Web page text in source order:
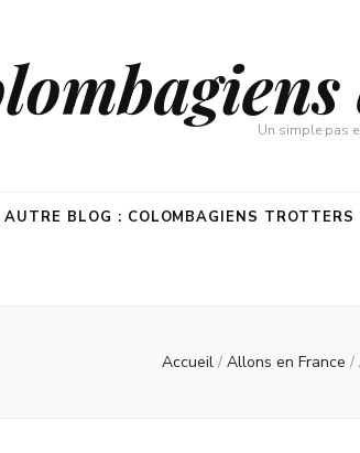
Un simple pas
AUTRE BLOG : COLOMBAGIENS TROTTERS
Accueil / Allons en France /